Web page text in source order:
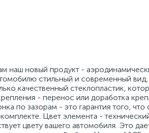
наш новый продукт -
стильный и современный
качественный стеклопластик,
- перенос или доработка
по зазорам - это гарантия того, что
Цвет элемента -
цвету вашего автомобиля. Это